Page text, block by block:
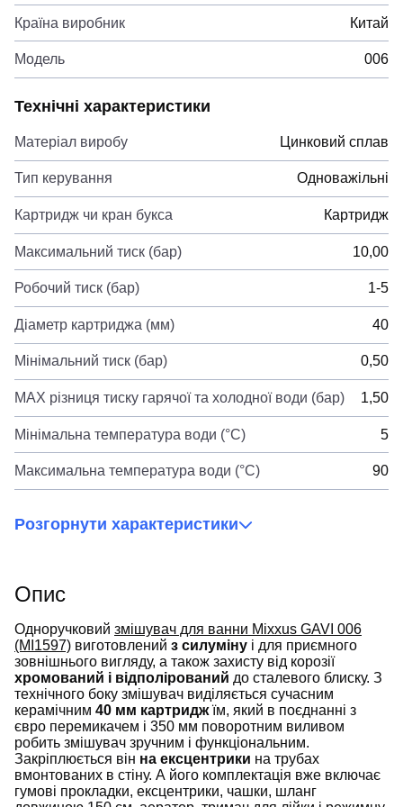
Країна виробник Китай
Модель 006
Технічні характеристики
Матеріал виробу Цинковий сплав
Тип керування Одноважільні
Картридж чи кран букса Картридж
Максимальний тиск (бар) 10,00
Робочий тиск (бар) 1-5
Діаметр картриджа (мм) 40
Мінімальний тиск (бар) 0,50
MAX різниця тиску гарячої та холодної води (бар) 1,50
Мінімальна температура води (°C) 5
Максимальна температура води (°C) 90
Розгорнути характеристики
Опис
Одноручковий змішувач для ванни Mixxus GAVI 006
(MI1597) виготовлений з силуміну і для приємного
зовнішнього вигляду, а також захисту від корозії
хромований і відполірований до сталевого блиску. З
технічного боку змішувач виділяється сучасним
керамічним 40 мм картриджїм, який в поєднанні з
євро перемикачем і 350 мм поворотним виливом
робить змішувач зручним і функціональним.
Закріплюється він на ексцентрики на трубах
вмонтованих в стіну. А його комплектація вже включає
гумові прокладки, ексцентрики, чашки, шланг